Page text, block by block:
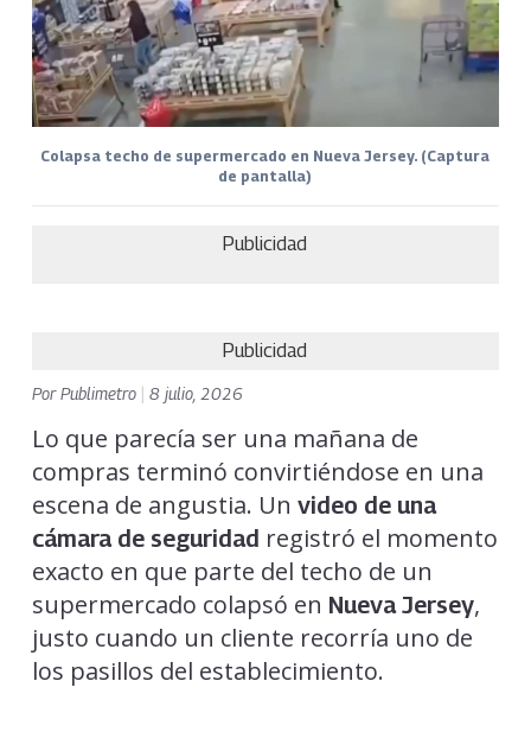
Colapsa techo de supermercado en Nueva Jersey. (Captura
de pantalla)
Publicidad
Publicidad
PorPublimetro 8 julio, 2026
Lo que parecía ser una mañana de
compras terminó convirtiéndose en una
escena de angustia. Un video de una
cámara de seguridad registró el momento
exacto en que parte del techo de un
supermercado colapsó en Nueva Jersey,
justo cuando un cliente recorría uno de
los pasillos del establecimiento.